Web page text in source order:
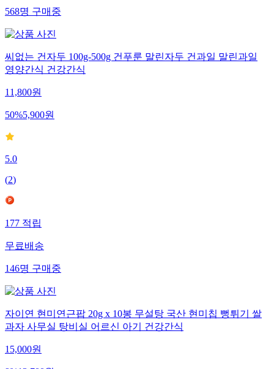
568명구매중
씨없는 건자두 100g-500g 건푸룬 말린자두 건과일 말린과일
영양간식 건강간식
11,800원
50%5,900원
5.0
(2)
177적립
무료배송
146명구매중
자이연 현미연근팝 20g x 10봉 무설탕 국산 현미칩 뻥튀기 쌀
과자 사무실 탕비실 어르신 아기 건강간식
15,000원